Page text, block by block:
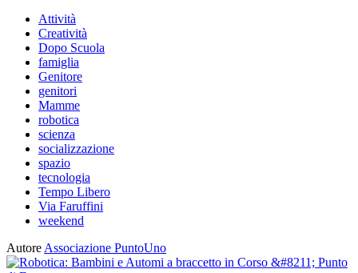
Attività
Creatività
Dopo Scuola
famiglia
Genitore
genitori
Mamme
robotica
scienza
socializzazione
spazio
tecnologia
Tempo Libero
Via Faruffini
weekend
Autore Associazione PuntoUno